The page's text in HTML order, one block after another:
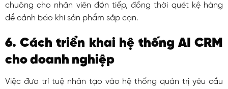
chuông cho nhân viên đón tiếp, đồng thời quét kệ hàng
để cảnh báo khi sản phẩm sắp cạn.
6. Cách triển khai hệ thống AI CRM
cho doanh nghiệp
Việc đưa trí tuệ nhân tạo vào hệ thống quản trị yêu cầu